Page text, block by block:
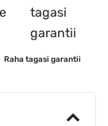
Raha tagasi garantii